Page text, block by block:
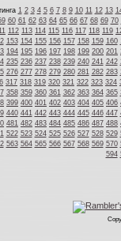
1 2 3 4 5 6 7 8 9 10 11 12 13
60 61 62 63 64 65 66 67 68 69 70
112 113 114 115 116 117 118 119
153 154 155 156 157 158 159 160
194 195 196 197 198 199 200 201
235 236 237 238 239 240 241 242
276 277 278 279 280 281 282 283
317 318 319 320 321 322 323 324
358 359 360 361 362 363 364 365
399 400 401 402 403 404 405 406
440 441 442 443 444 445 446 447
481 482 483 484 485 486 487 488
522 523 524 525 526 527 528 529
563 564 565 566 567 568 569 570
594